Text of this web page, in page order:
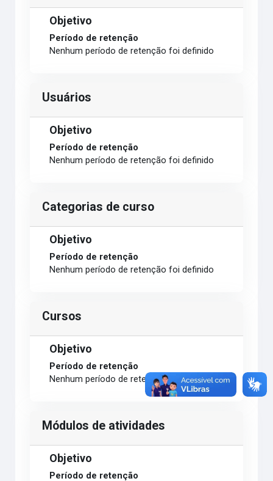
Objetivo
Período de retenção
Nenhum período de retenção foi definido
Usuários
Objetivo
Período de retenção
Nenhum período de retenção foi definido
Categorias de curso
Objetivo
Período de retenção
Nenhum período de retenção foi definido
Cursos
Objetivo
Período de retenção
Nenhum período de retenção foi definido
Módulos de atividades
Objetivo
Período de retenção